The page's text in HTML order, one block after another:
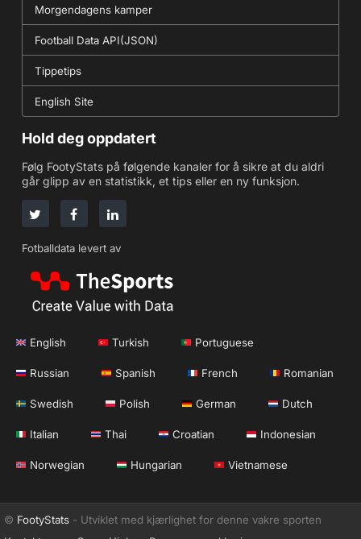
Morgendagens kamper
Football Data API(JSON)
Tippetips
English Site
Hold deg oppdatert
Følg FootyStats på følgende kanaler for å sikre at du aldri
går glipp av en statistikk, et tips eller en ny funksjon.
Fotballdata levert av
English Turkish Portuguese
Russian Spanish French Romanian
Swedish Polish German Dutch
Italian Thai Croatian Indonesian
Norwegian Hungarian Vietnamese
© FootyStats - Utviklet med kjærlighet for denne vakre sporten